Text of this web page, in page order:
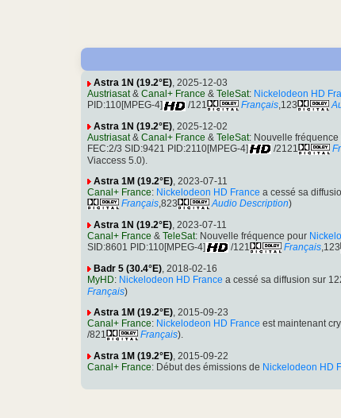
Astra 1N (19.2°E), 2025-12-03
Austriasat& Canal+ France & TeleSat: Nickelodeon HD
PID:110[MPEG-4]
/121 Français,123
Astra 1N (19.2°E), 2025-12-02
Austriasat& Canal+ France & TeleSat: Nouvelle fréquence
FEC:2/3 SID:9421 PID:2110[MPEG-4]
/2121
Viaccess 5.0).
Astra 1M (19.2°E), 2023-07-11
Canal+ France: Nickelodeon HD France a cessé sa
Français,823 Audio Description)
Astra 1N (19.2°E), 2023-07-11
Canal+ France & TeleSat: Nouvelle fréquence pour
SID:8601 PID:110[MPEG-4]
/121 Français,123
Badr 5 (30.4°E), 2018-02-16
MyHD: Nickelodeon HD France a cessé sa diffusion sur
Français)
Astra 1M (19.2°E) , 2015-09-23
Canal+ France: Nickelodeon HD France est maintenant
/821
Français).
Astra 1M (19.2°E), 2015-09-22
Canal+ France: Début des émissions de Nickelodeon HD